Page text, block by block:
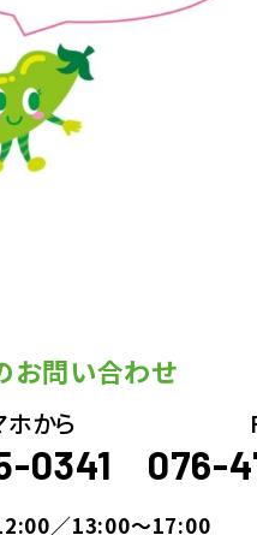
お問い合わせ
ホから
0341 076-
／13:00～17:00